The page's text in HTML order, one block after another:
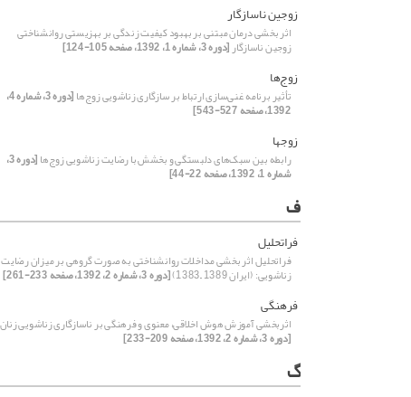
زوجین ناسازگار
اثر بخشی درمان مبتنی بر بهبود کیفیت زندگی بر بهزیستی روانشناختی
زوجین ناسازگار[دوره 3، شماره 1، 1392، صفحه 105-124]
زوج‌ها
تأثیر برنامه غنی‌سازی ارتباط بر سازگاری زناشویی زوج‌ها [دوره 3، شماره 4،
1392، صفحه 527-543]
زوج‏ها
رابطه بین سبک‌های دلبستگی و بخشش با رضایت زناشویی زوج‌ها [دوره 3،
شماره 1، 1392، صفحه 22-44]
ف
فراتحلیل
فراتحلیل اثر بخشی مداخلات روانشناختی به صورت گروهی بر میزان رضایت
زناشویی: (ایران 1389 –1383) [دوره 3، شماره 2، 1392، صفحه 233-261]
فرهنگی
اثربخشی آموزش هوش اخلاقی، معنوی و فرهنگی بر ناسازگاری زناشویی زنان
[دوره 3، شماره 2، 1392، صفحه 209-233]
گ